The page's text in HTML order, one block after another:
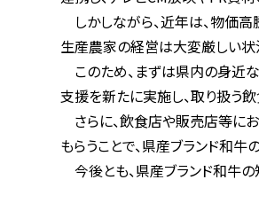
しかしながら、近年は、物価高騰に
生産農家の経営は大変厳しい状況
このため、まずは県内の身近なと
支援を新たに実施し、取り扱う飲
さらに、飲食店や販売店等において
もらうことで、県産ブランド和牛の
今後とも、県産ブランド和牛の知